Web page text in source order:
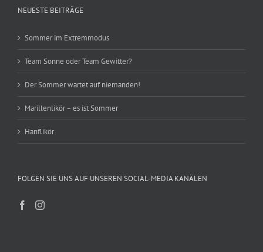
NEUESTE BEITRÄGE
Sommer im Extremmodus
Team Sonne oder Team Gewitter?
Der Sommer wartet auf niemanden!
Marillenlikör – es ist Sommer
Hanflikör
FOLGEN SIE UNS AUF UNSEREN SOCIAL-MEDIA KANÄLEN